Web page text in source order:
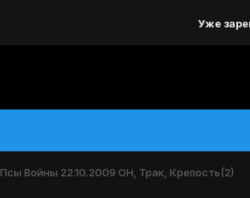
Уже
Псы Войны 22.10.2009 ОН, Трак, Крепость(2)